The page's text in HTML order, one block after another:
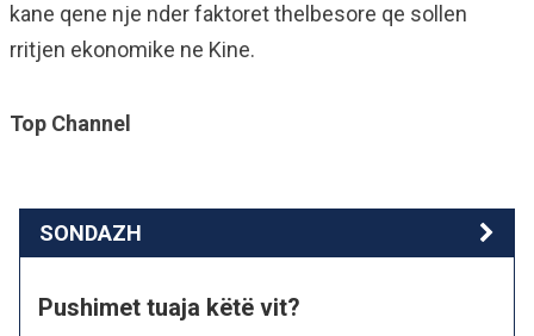
kane qene nje nder faktoret thelbesore qe sollen
rritjen ekonomike ne Kine.
Top Channel
SONDAZH
Pushimet tuaja këtë vit?